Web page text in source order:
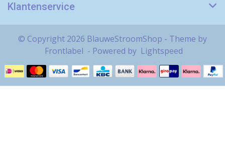
Klantenservice
© Copyright 2026 BlauweStroomShop - Theme by
Frontlabel - Powered by Lightspeed